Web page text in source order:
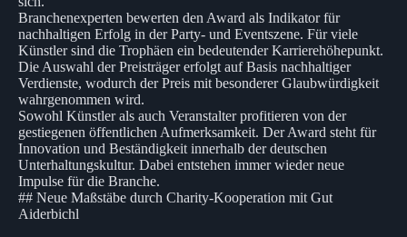
Branchenexperten bewerten den Award als Indikator für
nachhaltigen Erfolg in der Party- und Eventszene. Für viele
Künstler sind die Trophäen ein bedeutender Karrierehöhepunkt.
Die Auswahl der Preisträger erfolgt auf Basis nachhaltiger
Verdienste, wodurch der Preis mit besonderer Glaubwürdigkeit
wahrgenommen wird.
Sowohl Künstler als auch Veranstalter profitieren von der
gestiegenen öffentlichen Aufmerksamkeit. Der Award steht für
Innovation und Beständigkeit innerhalb der deutschen
Unterhaltungskultur. Dabei entstehen immer wieder neue
Impulse für die Branche.
## Neue Maßstäbe durch Charity-Kooperation mit Gut
Aiderbichl